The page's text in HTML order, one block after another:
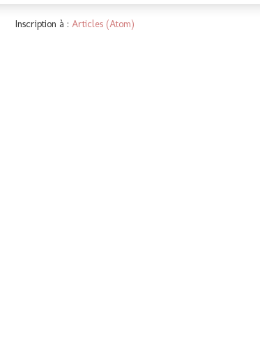
Inscription à : Articles (Atom)